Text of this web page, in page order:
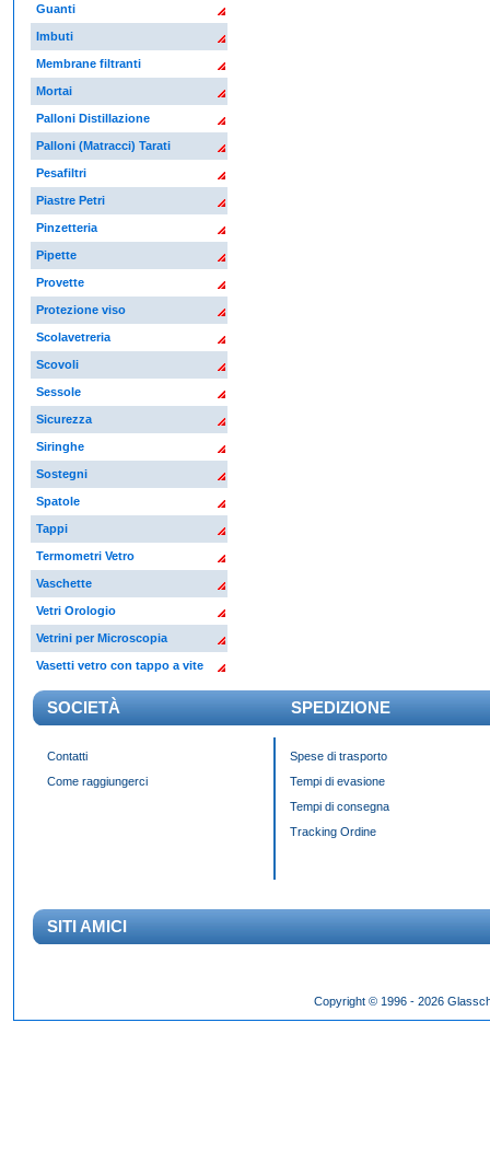
Guanti
Imbuti
Membrane filtranti
Mortai
Palloni Distillazione
Palloni (Matracci) Tarati
Pesafiltri
Piastre Petri
Pinzetteria
Pipette
Provette
Protezione viso
Scolavetreria
Scovoli
Sessole
Sicurezza
Siringhe
Sostegni
Spatole
Tappi
Termometri Vetro
Vaschette
Vetri Orologio
Vetrini per Microscopia
Vasetti vetro con tappo a vite
SOCIETÀ SPEDIZIONE
Contatti
Come raggiungerci
Spese di trasporto
Tempi di evasione
Tempi di consegna
Tracking Ordine
SITI AMICI
dessen klassisches Erscheinungsbild über
Copyright © 1996 - 2026